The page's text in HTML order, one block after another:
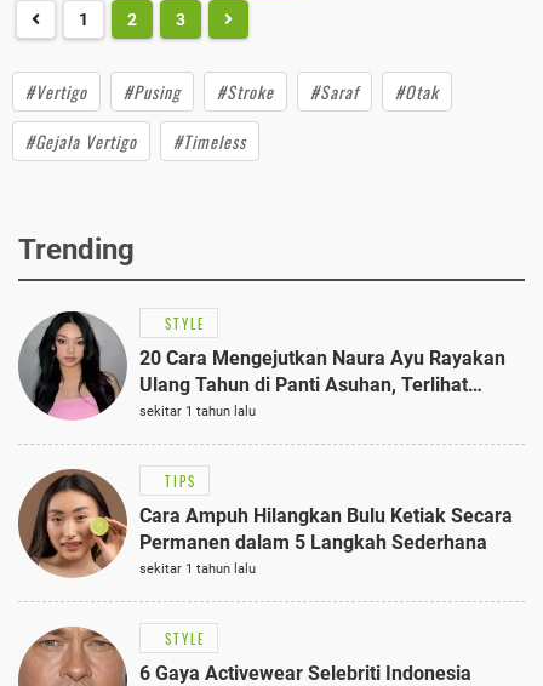
1 2 3
#Vertigo #Pusing #Stroke #Saraf
#Otak
#Gejala Vertigo
#Timeless
Trending
STYLE
20 Cara Mengejutkan Naura Ayu Rayakan
Ulang Tahun di Panti Asuhan, Terlihat
Anggun dengan Kaftan Cokelat
sekitar 1 tahun lalu
TIPS
Cara Ampuh Hilangkan Bulu Ketiak Secara
Permanen dalam 5 Langkah Sederhana
sekitar 1 tahun lalu
STYLE
6 Gaya Activewear Selebriti Indonesia